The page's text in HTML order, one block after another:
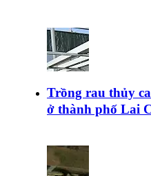
Trồng rau thủy
ở thành phố Lai